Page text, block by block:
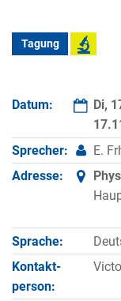
Tagung
Datum: Di,
Sprecher:
E.
Adresse:
Sprache:
Kontakt­
person: